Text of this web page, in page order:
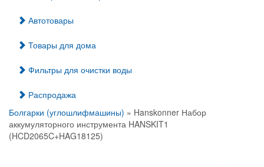
Автотовары
Товары для дома
Фильтры для очистки воды
Распродажа
Болгарки (углошлифмашины) » Hanskonner Набор
аккумуляторного инструмента HANSKIT1
(HCD2065C+HAG18125)